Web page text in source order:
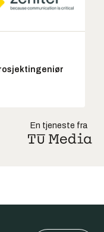
En tjeneste fra